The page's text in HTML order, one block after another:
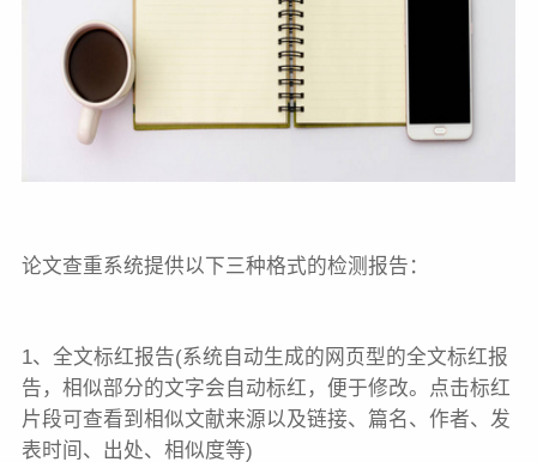
论文查重系统提供以下三种格式的检测报告：
1、全文标红报告(系统自动生成的网页型的全文标红报
告，相似部分的文字会自动标红，便于修改。点击标红
片段可查看到相似文献来源以及链接、篇名、作者、发
表时间、出处、相似度等)